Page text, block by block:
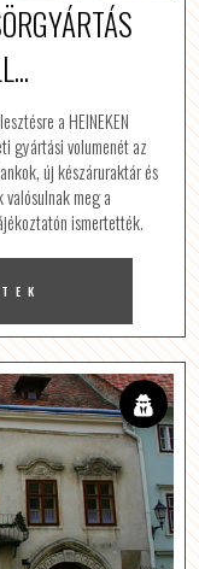
a HEINEKEN
gyártási volumenét az
új készáruraktár és
meg a
ismertették.